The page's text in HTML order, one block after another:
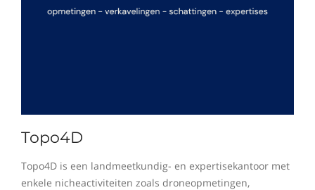
Topo4D
Topo4D is een landmeetkundig- en expertisekantoor met
enkele nicheactiviteiten zoals droneopmetingen,